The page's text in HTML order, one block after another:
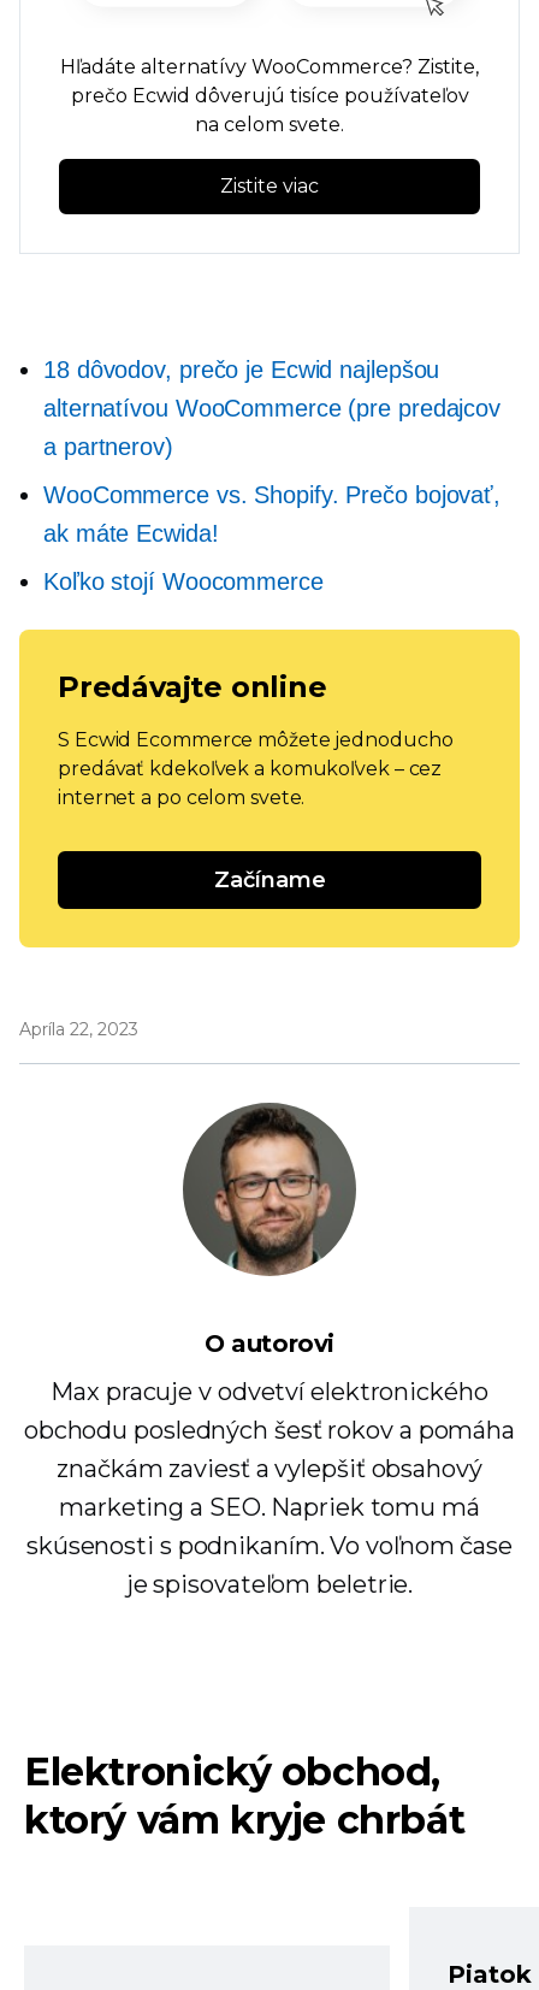
Hľadáte alternatívy WooCommerce? Zistite,
prečo Ecwid dôverujú tisíce používateľov
na celom svete.
Zistite viac
18 dôvodov, prečo je Ecwid najlepšou
alternatívou WooCommerce (pre predajcov
a partnerov)
WooCommerce vs. Shopify. Prečo bojovať,
ak máte Ecwida!
Koľko stojí Woocommerce
Predávajte online
S Ecwid Ecommerce môžete jednoducho
predávať kdekoľvek a komukoľvek – cez
internet a po celom svete.
Začíname
Apríla 22, 2023
O autorovi
Max pracuje v odvetví elektronického
obchodu posledných šesť rokov a pomáha
značkám zaviesť a vylepšiť obsahový
marketing a SEO. Napriek tomu má
skúsenosti s podnikaním. Vo voľnom čase
je spisovateľom beletrie.
Elektronický obchod,
ktorý vám kryje chrbát
Piatok